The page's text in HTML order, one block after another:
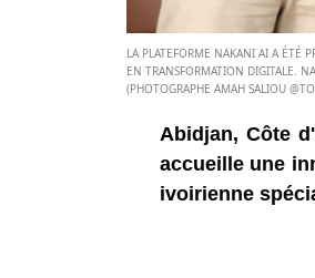
LA PLATEFORME NAKANI AI A ÉTÉ
EN TRANSFORMATION DIGITALE.
(PHOTOGRAPHE AMAH SALIOU
Abidjan, Côte
accueille une
ivoirienne